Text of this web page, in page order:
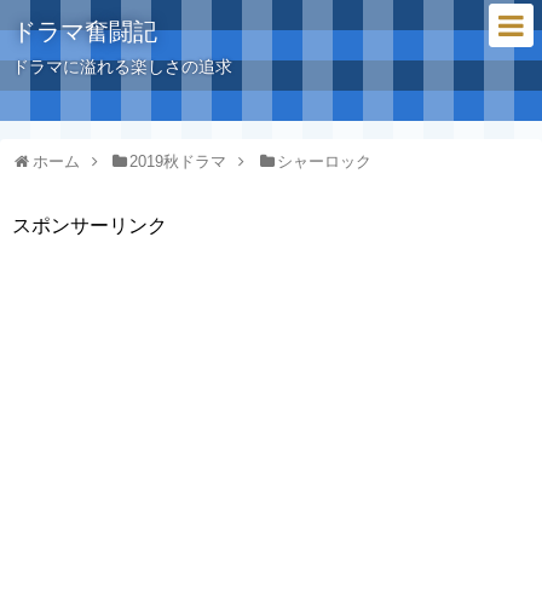
ドラマ奮闘記
ドラマに溢れる楽しさの追求
ホーム 2019秋ドラマ シャーロック
スポンサーリンク